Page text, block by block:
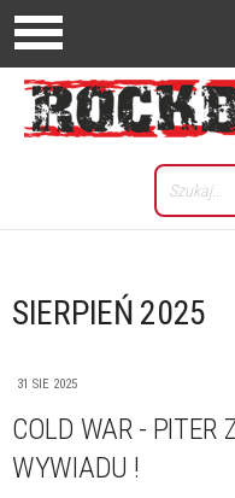
SIERPIEŃ 2025
31 SIE 2025
COLD WAR - PITER
WYWIADU !